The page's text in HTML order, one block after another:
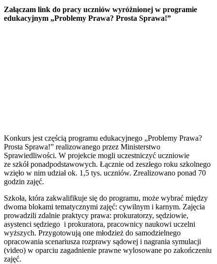
Załączam link do pracy uczniów wyróżnionej w programie
edukacyjnym „Problemy Prawa? Prosta Sprawa!”
Konkurs jest częścią programu edukacyjnego „Problemy Prawa?
Prosta Sprawa!” realizowanego przez Ministerstwo
Sprawiedliwości. W projekcie mogli uczestniczyć uczniowie
ze szkół ponadpodstawowych. Łącznie od zeszłego roku szkolnego
wzięło w nim udział ok. 1,5 tys. uczniów. Zrealizowano ponad 70
godzin zajęć.
Szkoła, która zakwalifikuje się do programu, może wybrać między
dwoma blokami tematycznymi zajęć: cywilnym i karnym. Zajęcia
prowadzili zdalnie praktycy prawa: prokuratorzy, sędziowie,
asystenci sędziego i prokuratora, pracownicy naukowi uczelni
wyższych. Przygotowują one młodzież do samodzielnego
opracowania scenariusza rozprawy sądowej i nagrania symulacji
(video) w oparciu zagadnienie prawne wylosowane po zakończeniu
zajęć.